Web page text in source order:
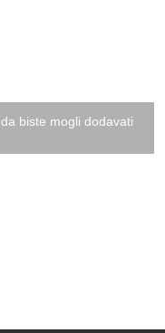
da biste mogli dodavati